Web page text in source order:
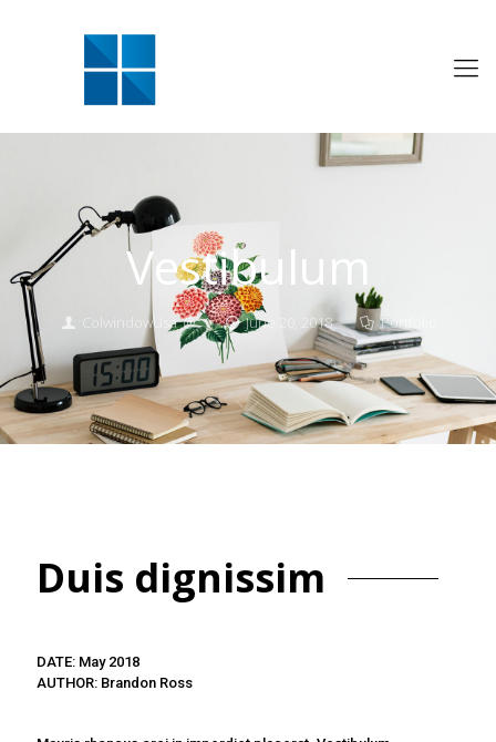
Vestibulum
ColwindowUsa_@ June 20, 2018 Portfolio
Duis dignissim
DATE: May 2018
AUTHOR: Brandon Ross